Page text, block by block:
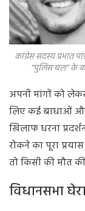
कांग्रेस सदस्य प्रभात
“पुलिस बल” के
अपनी मांगों को
लिए कई बाधाओं
खिलाफ धरना
रोकने का पूरा
तो किसी की मौत
विधानसभा